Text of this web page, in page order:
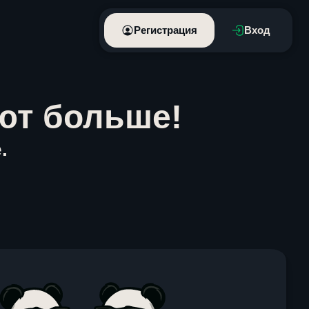
Регистрация Вход
больше!